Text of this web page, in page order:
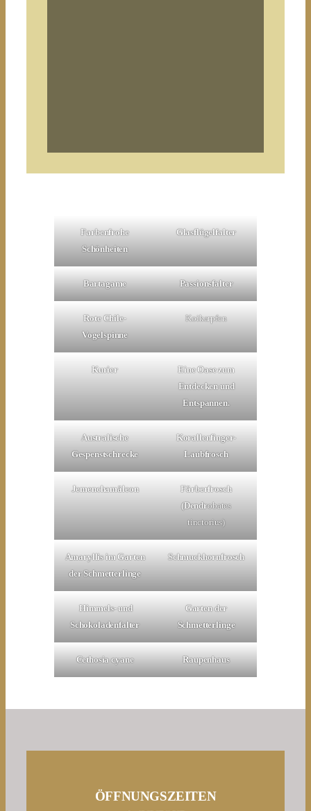
Farbenfrohe
Schönheiten
Glasflügelfalter
Bartagame Passionsfalter
Rote Chile-
Vogelspinne
Koikarpfen
Kurier
Eine Oase zum
Entdecken und
Entspannen.
Australische
Gespenstschrecke
Korallenfinger-
Laubfrosch
Jemenchamäleon
Färberfrosch
(Dendrobates
tinctorius)
Amaryllis im Garten
der Schmetterlinge
Schmuckhornfrosch
Himmels- und
Schokoladenfalter
Garten der
Schmetterlinge
Cethosia cyane Raupenhaus
ÖFFNUNGSZEITEN